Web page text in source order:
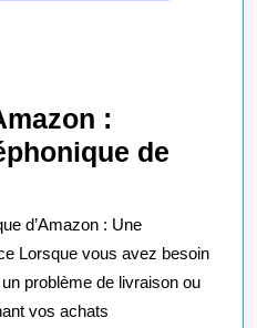
:
de
d’Amazon : Une
Lorsque vous avez besoin
problème de livraison ou
vos achats